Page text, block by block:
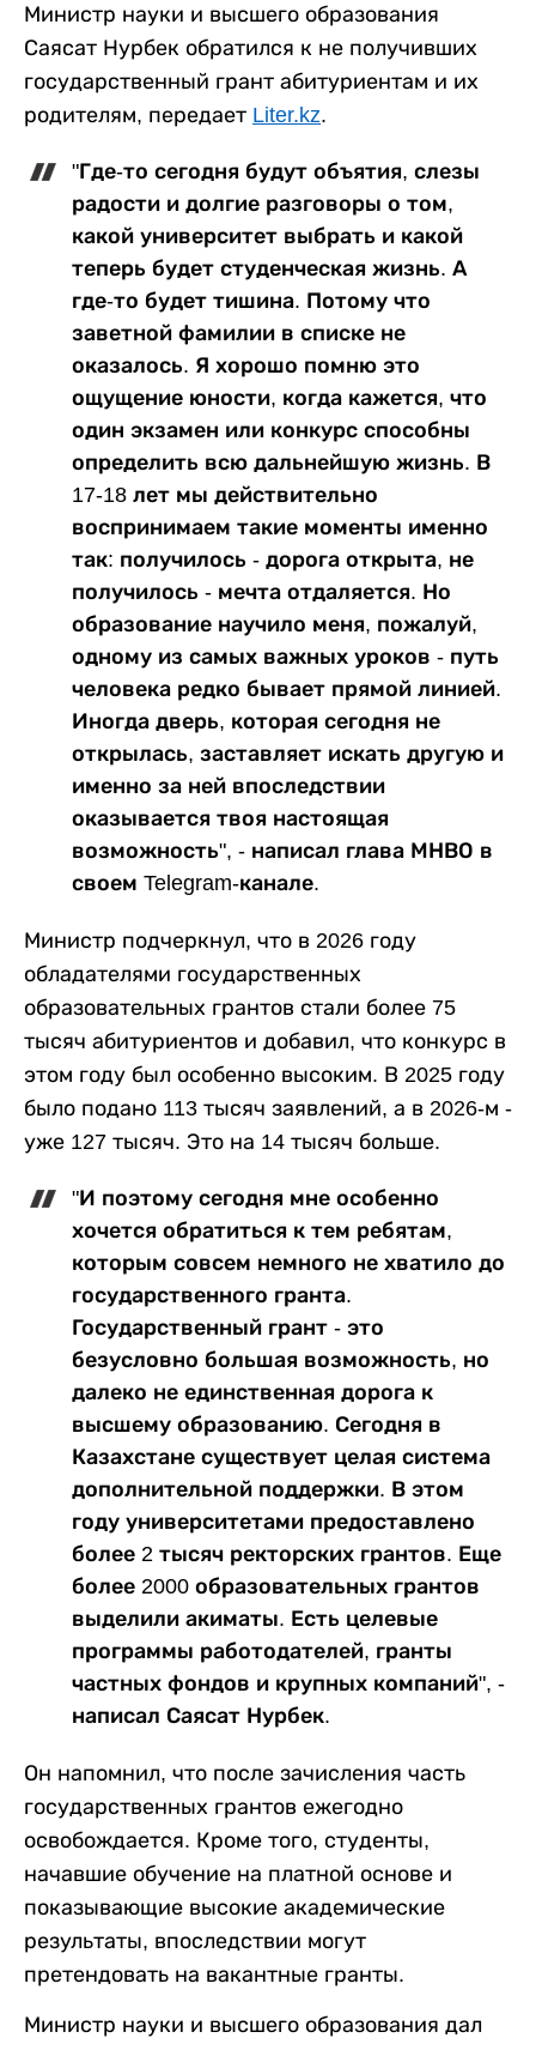
Министр науки и высшего образования
Саясат Нурбек обратился к не получивших
государственный грант абитуриентам и их
родителям, передает Liter.kz.
"Где-то сегодня будут объятия, слезы
радости и долгие разговоры о том,
какой университет выбрать и какой
теперь будет студенческая жизнь. А
где-то будет тишина. Потому что
заветной фамилии в списке не
оказалось. Я хорошо помню это
ощущение юности, когда кажется, что
один экзамен или конкурс способны
определить всю дальнейшую жизнь. В
17-18 лет мы действительно
воспринимаем такие моменты именно
так: получилось - дорога открыта, не
получилось - мечта отдаляется. Но
образование научило меня, пожалуй,
одному из самых важных уроков - путь
человека редко бывает прямой линией.
Иногда дверь, которая сегодня не
открылась, заставляет искать другую и
именно за ней впоследствии
оказывается твоя настоящая
возможность", - написал глава МНВО в
своем Telegram-канале.
Министр подчеркнул, что в 2026 году
обладателями государственных
образовательных грантов стали более 75
тысяч абитуриентов и добавил, что конкурс в
этом году был особенно высоким. В 2025 году
было подано 113 тысяч заявлений, а в 2026-м -
уже 127 тысяч. Это на 14 тысяч больше.
"И поэтому сегодня мне особенно
хочется обратиться к тем ребятам,
которым совсем немного не хватило до
государственного гранта.
Государственный грант - это
безусловно большая возможность, но
далеко не единственная дорога к
высшему образованию. Сегодня в
Казахстане существует целая система
дополнительной поддержки. В этом
году университетами предоставлено
более 2 тысяч ректорских грантов. Еще
более 2000 образовательных грантов
выделили акиматы. Есть целевые
программы работодателей, гранты
частных фондов и крупных компаний", -
написал Саясат Нурбек.
Он напомнил, что после зачисления часть
государственных грантов ежегодно
освобождается. Кроме того, студенты,
начавшие обучение на платной основе и
показывающие высокие академические
результаты, впоследствии могут
претендовать на вакантные гранты.
Министр науки и высшего образования дал